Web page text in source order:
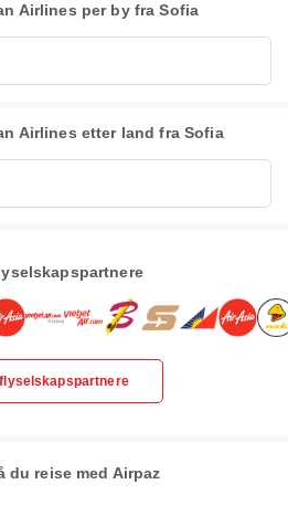
Airlines per by fra Sofia
Airlines etter land fra Sofia
du reise med Airpaz